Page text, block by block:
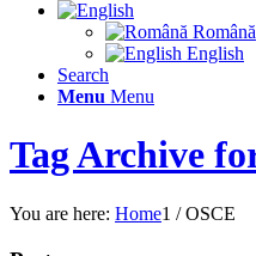
Română
English
Search
Menu Menu
Tag Archive
You are here: Home1 / OSCE